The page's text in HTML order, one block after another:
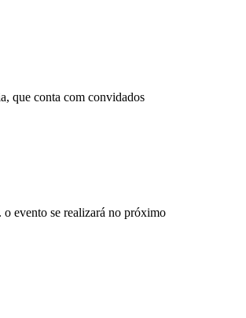
que conta com convidados
evento se realizará no próximo